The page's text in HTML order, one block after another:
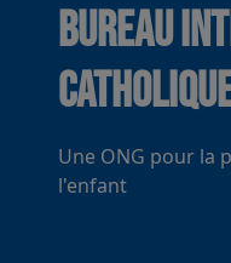
Bureau
Une ONG pour la
l'enfant